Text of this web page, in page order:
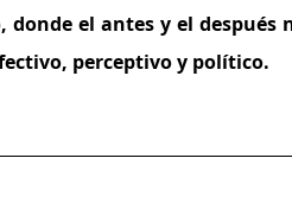
el antes y el después
perceptivo y político.